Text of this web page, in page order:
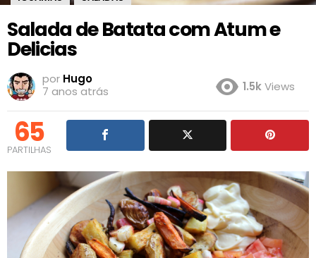
Salada de Batata com Atum e
Delicias
por Hugo
7 anos atrás
1.5kViews
65
PARTILHAS